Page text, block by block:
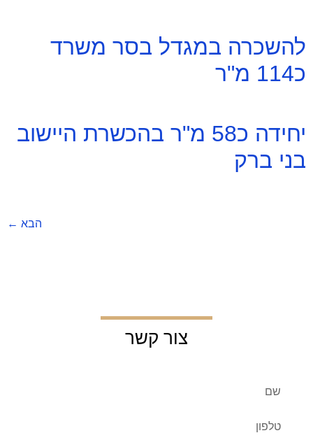
להשכרה במגדל בסר משרד
כ114 מ"ר
יחידה כ58 מ"ר בהכשרת היישוב
בני ברק
הבא ←
צור קשר